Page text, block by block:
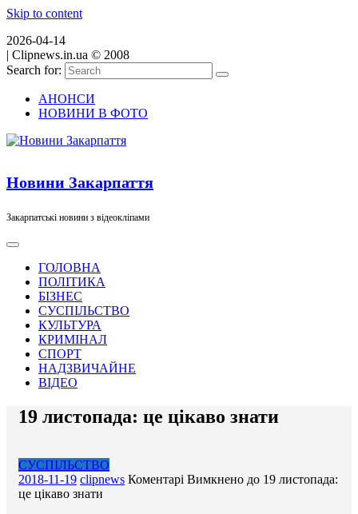
Skip to content
2026-04-14
| Clipnews.in.ua © 2008
Search for:
АНОНСИ
НОВИНИ В ФОТО
Новини Закарпаття
Закарпатські новини з відеокліпами
ГОЛОВНА
ПОЛІТИКА
БІЗНЕС
СУСПІЛЬСТВО
КУЛЬТУРА
КРИМІНАЛ
СПОРТ
НАДЗВИЧАЙНЕ
ВІДЕО
19 листопада: це цікаво знати
СУСПІЛЬСТВО
2018-11-19 clipnews Коментарі Вимкнено до 19 листопада:
це цікаво знати